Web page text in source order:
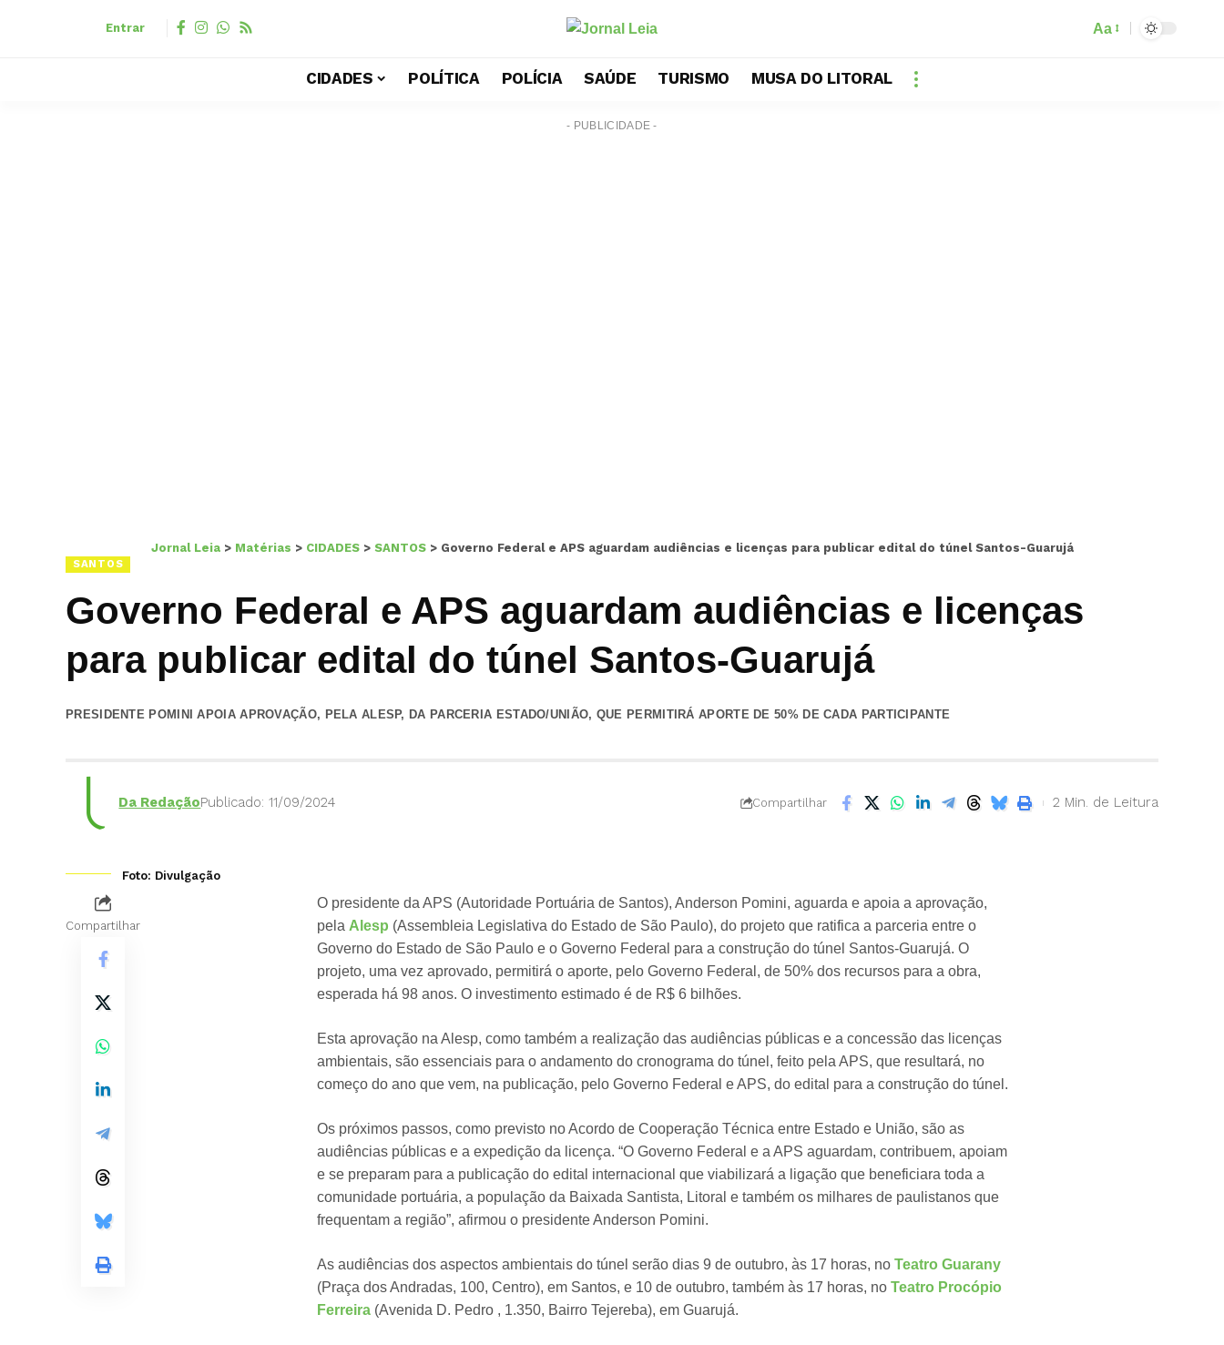
Entrar Aa
CIDADES POLÍTICA POLÍCIA SAÚDE TURISMO MUSA DO LITORAL
- PUBLICIDADE -
Jornal Leia> Matérias > CIDADES> SANTOS> Governo Federal e APS aguardam audiências e licenças para publicar edital do túnel Santos-Guarujá
SANTOS
Governo Federal e APS aguardam audiências e licenças
para publicar edital do túnel Santos-Guarujá
PRESIDENTE POMINI APOIA APROVAÇÃO, PELA ALESP, DA PARCERIA ESTADO/UNIÃO, QUE PERMITIRÁ APORTE DE 50% DE CADA PARTICIPANTE
Da RedaçãoPublicado: 11/09/2024 Compartilhar 2 Min. de Leitura
Foto: Divulgação
Compartilhar
O presidente da APS (Autoridade Portuária de Santos), Anderson Pomini, aguarda e apoia a aprovação,
pela Alesp (Assembleia Legislativa do Estado de São Paulo), do projeto que ratifica a parceria entre o
Governo do Estado de São Paulo e o Governo Federal para a construção do túnel Santos-Guarujá. O
projeto, uma vez aprovado, permitirá o aporte, pelo Governo Federal, de 50% dos recursos para a obra,
esperada há 98 anos. O investimento estimado é de R$ 6 bilhões.
Esta aprovação na Alesp, como também a realização das audiências públicas e a concessão das licenças
ambientais, são essenciais para o andamento do cronograma do túnel, feito pela APS, que resultará, no
começo do ano que vem, na publicação, pelo Governo Federal e APS, do edital para a construção do túnel.
Os próximos passos, como previsto no Acordo de Cooperação Técnica entre Estado e União, são as
audiências públicas e a expedição da licença. “O Governo Federal e a APS aguardam, contribuem, apoiam
e se preparam para a publicação do edital internacional que viabilizará a ligação que beneficiara toda a
comunidade portuária, a população da Baixada Santista, Litoral e também os milhares de paulistanos que
frequentam a região”, afirmou o presidente Anderson Pomini.
As audiências dos aspectos ambientais do túnel serão dias 9 de outubro, às 17 horas, no Teatro Guarany
(Praça dos Andradas, 100, Centro), em Santos, e 10 de outubro, também às 17 horas, no Teatro Procópio
Ferreira (Avenida D. Pedro , 1.350, Bairro Tejereba), em Guarujá.